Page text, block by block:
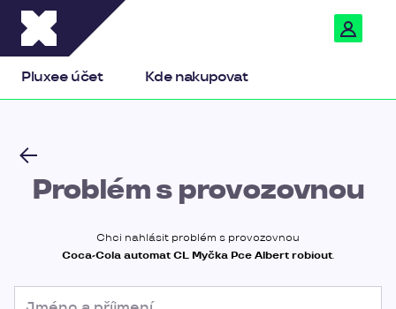
Pluxee účet Kde nakupovat
Problém s provozovnou
Chci nahlásit problém s provozovnou
Coca-Cola automat CL Myčka Pce Albert robiout.